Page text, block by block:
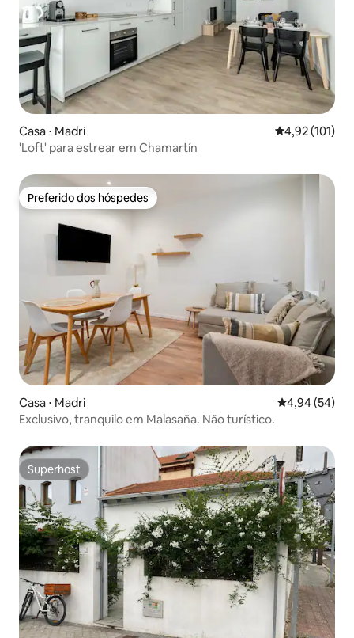
Casa ⋅ Madri 4,92 de uma
4,92 (101)
'Loft' para estrear em Chamartín
Preferido dos hóspedes
Preferido dos hóspedes
Casa ⋅ Madri 4,94 de uma
4,94 (54)
Exclusivo, tranquilo em Malasaña. Não turístico.
Superhost
Superhost